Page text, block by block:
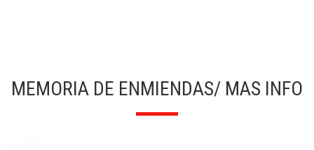
MEMORIA DE ENMIENDAS/ MAS INFO